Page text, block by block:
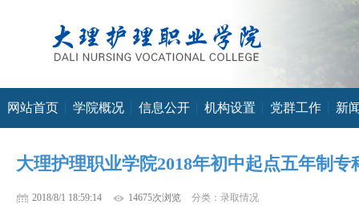
网站首页 学院概况 信息公开 机构设置 党群工作 新
大理护理职业学院2018年初中起点五年制专
2018/8/1 18:59:14 14675次浏览 分类：录取情况